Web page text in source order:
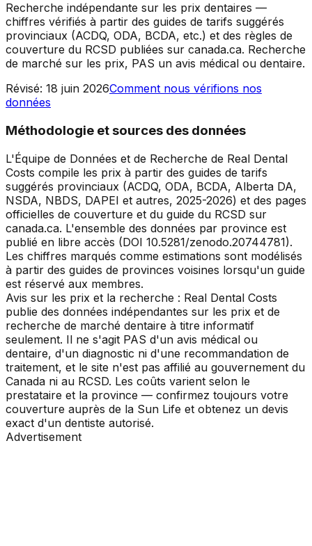
Recherche indépendante sur les prix dentaires —
chiffres vérifiés à partir des guides de tarifs suggérés
provinciaux (ACDQ, ODA, BCDA, etc.) et des règles de
couverture du RCSD publiées sur canada.ca. Recherche
de marché sur les prix, PAS un avis médical ou dentaire.
Révisé: 18 juin 2026Comment nous vérifions nos
données
Méthodologie et sources des données
L'Équipe de Données et de Recherche de Real Dental
Costs compile les prix à partir des guides de tarifs
suggérés provinciaux (ACDQ, ODA, BCDA, Alberta DA,
NSDA, NBDS, DAPEI et autres, 2025-2026) et des pages
officielles de couverture et du guide du RCSD sur
canada.ca. L'ensemble des données par province est
publié en libre accès (DOI 10.5281/zenodo.20744781).
Les chiffres marqués comme estimations sont modélisés
à partir des guides de provinces voisines lorsqu'un guide
est réservé aux membres.
Avis sur les prix et la recherche : Real Dental Costs
publie des données indépendantes sur les prix et de
recherche de marché dentaire à titre informatif
seulement. Il ne s'agit PAS d'un avis médical ou
dentaire, d'un diagnostic ni d'une recommandation de
traitement, et le site n'est pas affilié au gouvernement du
Canada ni au RCSD. Les coûts varient selon le
prestataire et la province — confirmez toujours votre
couverture auprès de la Sun Life et obtenez un devis
exact d'un dentiste autorisé.
Advertisement